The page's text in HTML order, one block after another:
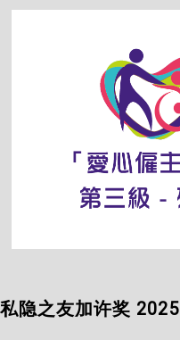
私隐之友加许奖 2025